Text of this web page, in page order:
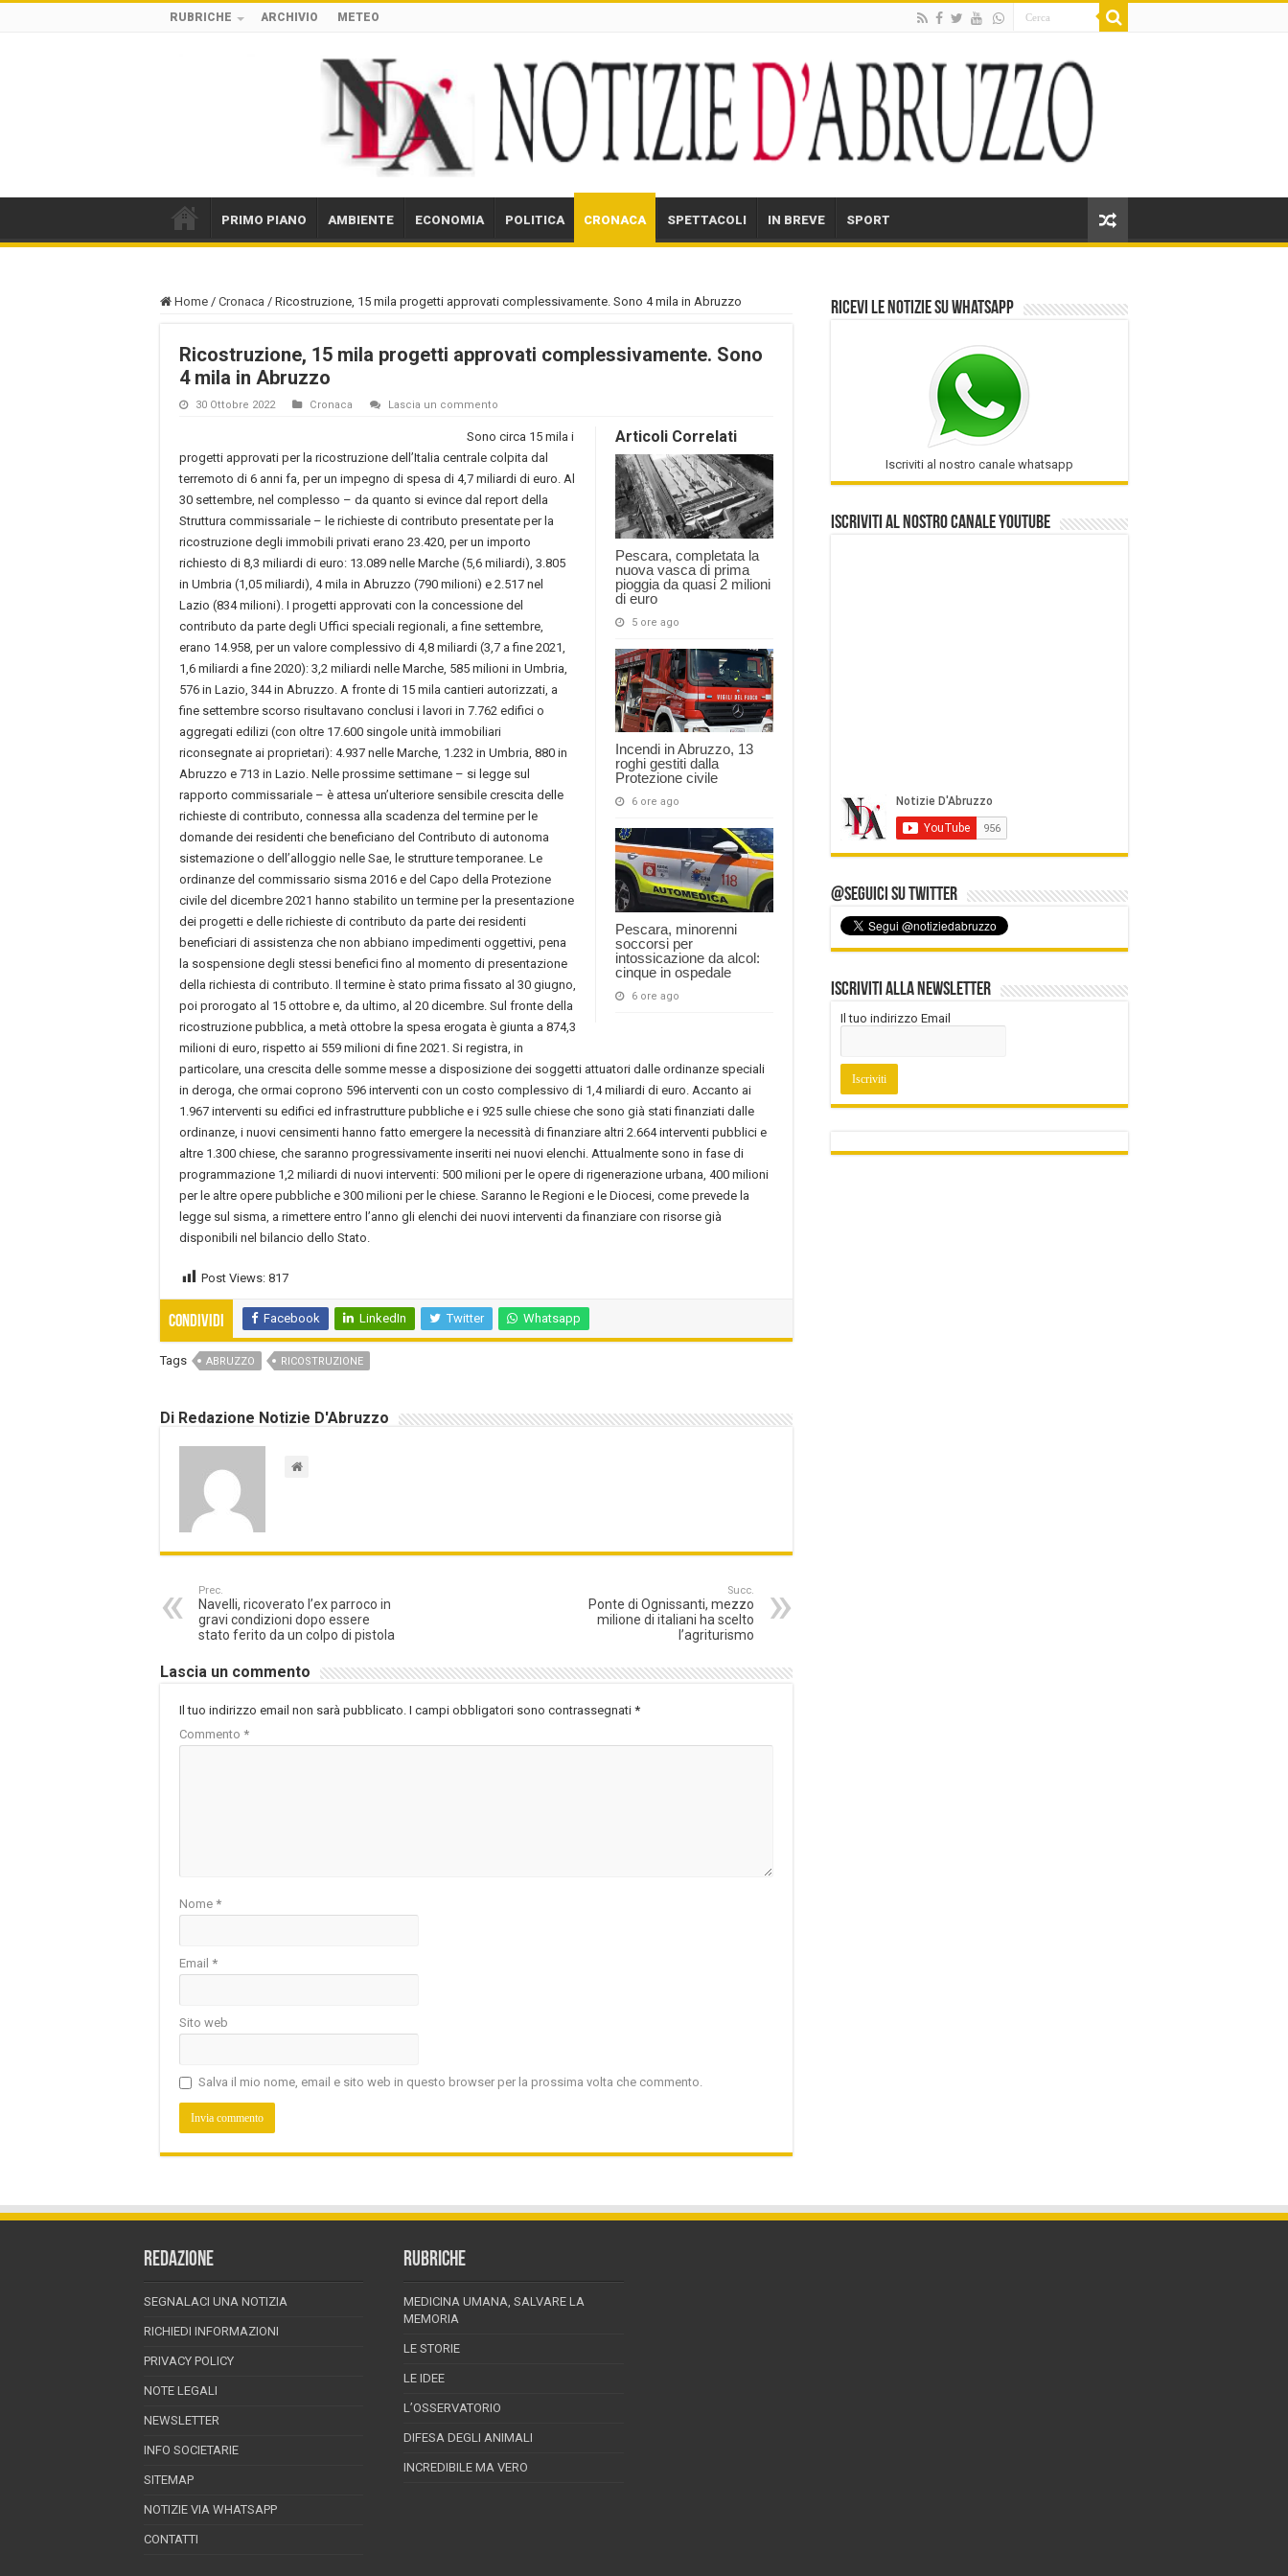
RUBRICHE ARCHIVIO METEO
PRIMO PIANO AMBIENTE ECONOMIA POLITICA CRONACA SPETTACOLI IN BREVE SPORT
Home / Cronaca / Ricostruzione, 15 mila progetti approvati complessivamente. Sono 4 mila in Abruzzo
Ricostruzione, 15 mila progetti approvati complessivamente. Sono
4 mila in Abruzzo
30 Ottobre 2022 Cronaca Lascia un commento
Articoli Correlati
Pescara, completata la
nuova vasca di prima
pioggia da quasi 2 milioni
di euro
5 ore ago
Incendi in Abruzzo, 13
roghi gestiti dalla
Protezione civile
6 ore ago
Pescara, minorenni
soccorsi per
intossicazione da alcol:
cinque in ospedale
6 ore ago
Sono circa 15 mila i
progetti approvati per la ricostruzione dell’Italia centrale colpita dal
terremoto di 6 anni fa, per un impegno di spesa di 4,7 miliardi di euro. Al
30 settembre, nel complesso – da quanto si evince dal report della
Struttura commissariale – le richieste di contributo presentate per la
ricostruzione degli immobili privati erano 23.420, per un importo
richiesto di 8,3 miliardi di euro: 13.089 nelle Marche (5,6 miliardi), 3.805
in Umbria (1,05 miliardi), 4 mila in Abruzzo (790 milioni) e 2.517 nel
Lazio (834 milioni). I progetti approvati con la concessione del
contributo da parte degli Uffici speciali regionali, a fine settembre,
erano 14.958, per un valore complessivo di 4,8 miliardi (3,7 a fine 2021,
1,6 miliardi a fine 2020): 3,2 miliardi nelle Marche, 585 milioni in Umbria,
576 in Lazio, 344 in Abruzzo. A fronte di 15 mila cantieri autorizzati, a
fine settembre scorso risultavano conclusi i lavori in 7.762 edifici o
aggregati edilizi (con oltre 17.600 singole unità immobiliari
riconsegnate ai proprietari): 4.937 nelle Marche, 1.232 in Umbria, 880 in
Abruzzo e 713 in Lazio. Nelle prossime settimane – si legge sul
rapporto commissariale – è attesa un’ulteriore sensibile crescita delle
richieste di contributo, connessa alla scadenza del termine per le
domande dei residenti che beneficiano del Contributo di autonoma
sistemazione o dell’alloggio nelle Sae, le strutture temporanee. Le
ordinanze del commissario sisma 2016 e del Capo della Protezione
civile del dicembre 2021 hanno stabilito un termine per la presentazione
dei progetti e delle richieste di contributo da parte dei residenti
beneficiari di assistenza che non abbiano impedimenti oggettivi, pena
la sospensione degli stessi benefici fino al momento di presentazione
della richiesta di contributo. Il termine è stato prima fissato al 30 giugno,
poi prorogato al 15 ottobre e, da ultimo, al 20 dicembre. Sul fronte della
ricostruzione pubblica, a metà ottobre la spesa erogata è giunta a 874,3
milioni di euro, rispetto ai 559 milioni di fine 2021. Si registra, in
particolare, una crescita delle somme messe a disposizione dei soggetti attuatori dalle ordinanze speciali
in deroga, che ormai coprono 596 interventi con un costo complessivo di 1,4 miliardi di euro. Accanto ai
1.967 interventi su edifici ed infrastrutture pubbliche e i 925 sulle chiese che sono già stati finanziati dalle
ordinanze, i nuovi censimenti hanno fatto emergere la necessità di finanziare altri 2.664 interventi pubblici e
altre 1.300 chiese, che saranno progressivamente inseriti nei nuovi elenchi. Attualmente sono in fase di
programmazione 1,2 miliardi di nuovi interventi: 500 milioni per le opere di rigenerazione urbana, 400 milioni
per le altre opere pubbliche e 300 milioni per le chiese. Saranno le Regioni e le Diocesi, come prevede la
legge sul sisma, a rimettere entro l’anno gli elenchi dei nuovi interventi da finanziare con risorse già
disponibili nel bilancio dello Stato.
Post Views: 817
Condividi Facebook LinkedIn Twitter Whatsapp
Tags ABRUZZO RICOSTRUZIONE
Di Redazione Notizie D'Abruzzo
Prec.
Navelli, ricoverato l’ex parroco in
gravi condizioni dopo essere
stato ferito da un colpo di pistola
Succ.
Ponte di Ognissanti, mezzo
milione di italiani ha scelto
l’agriturismo
Lascia un commento
Il tuo indirizzo email non sarà pubblicato. I campi obbligatori sono contrassegnati *
Commento *
Nome *
Email *
Sito web
Salva il mio nome, email e sito web in questo browser per la prossima volta che commento.
Ricevi le notizie su Whatsapp
Iscriviti al nostro canale whatsapp
Iscriviti al nostro Canale Youtube
@Seguici su Twitter
Iscriviti alla Newsletter
Il tuo indirizzo Email
REDAZIONE
SEGNALACI UNA NOTIZIA
RICHIEDI INFORMAZIONI
PRIVACY POLICY
NOTE LEGALI
NEWSLETTER
INFO SOCIETARIE
SITEMAP
NOTIZIE VIA WHATSAPP
CONTATTI
RUBRICHE
MEDICINA UMANA, SALVARE LA
MEMORIA
LE STORIE
LE IDEE
L’OSSERVATORIO
DIFESA DEGLI ANIMALI
INCREDIBILE MA VERO